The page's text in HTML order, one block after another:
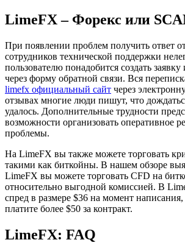
LimeFX – Форекс или
При появлении проблем получить ответ
сотрудников технической поддержки
пользователю понадобится создать заявку
через форму обратной связи. Вся
limefx официальный сайт через
отзывах многие люди пишут, что
удалось. Дополнительные трудности
возможности организовать оперативное
проблемы.
На LimeFX вы также можете торговать
такими как биткойны. В нашем обзоре
LimeFX вы можете торговать CFD на
относительно выгодной комиссией. В
спред в размере $36 на момент
платите более $50 за контракт.
LimeFX: FAQ